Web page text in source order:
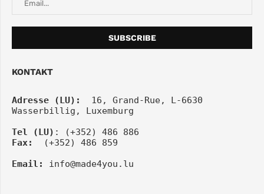
KONTAKT
Adresse (LU):
16, Grand-Rue, L-6630
Wasserbillig, Luxemburg
Tel
(LU) : (+352) 486 886
Fax:
(+352) 486 859
Email:
info@made4you.lu